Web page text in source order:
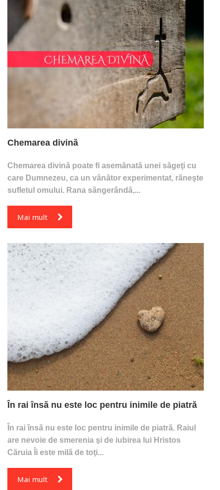
Chemarea divină
Chemarea divină poate fi asemănată unei săgeţi cu
care Dumnezeu, ca un vânător experimentat, răneşte
sufletul omului. Rana sângerândă,...
Mai mult
În rai însă nu este loc pentru inimile de piatră
În rai însă nu este loc pentru inimile de piatră. Raiul
are nevoie de smerenia şi de iubirea lui Hristos
Căruia Îi este milă de toţi...
Mai mult